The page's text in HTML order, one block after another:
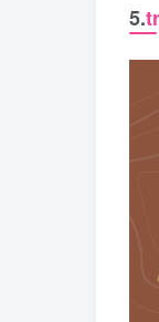
5.